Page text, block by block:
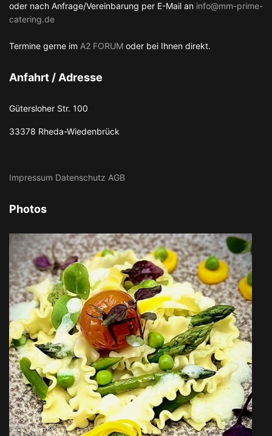
oder nach Anfrage/Vereinbarung per E-Mail an info@mm-prime-
catering.de
Termine gerne im A2 FORUM oder bei Ihnen direkt.
Anfahrt / Adresse
Gütersloher Str. 100
33378 Rheda-Wiedenbrück
Impressum Datenschutz AGB
Photos